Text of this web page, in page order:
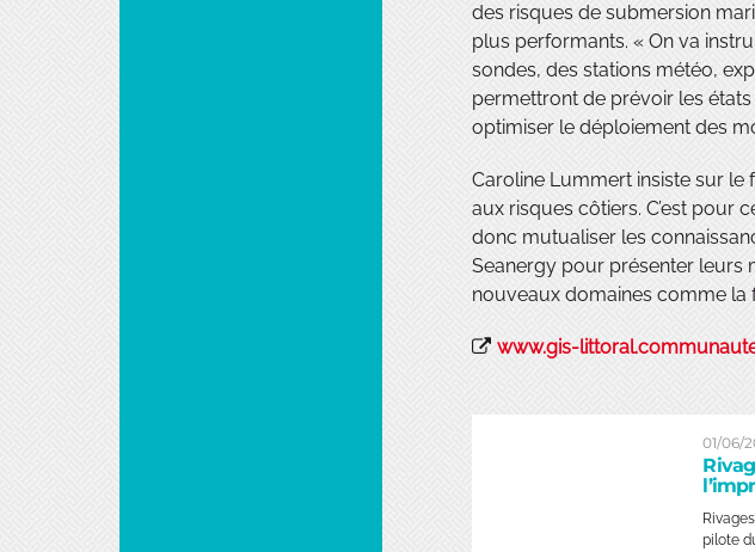
des risques de submersion
plus performants. « On va
sondes, des stations météo,
permettront de prévoir les états
optimiser le déploiement des
Caroline Lummert insiste sur
aux risques côtiers. C’est pour
donc mutualiser les
Seanergy pour présenter leurs
nouveaux domaines comme la
www.gis-
01/06/
pilote